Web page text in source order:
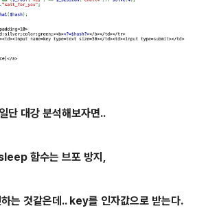
일단 대강 분석해보자면..
함수는 브포 방지,
는 것같은데.. key를 인자값으로 받는다.